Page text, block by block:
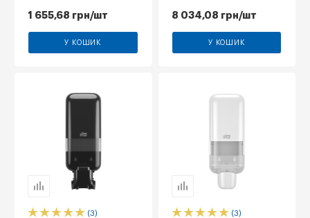
525 МЛ
1 655,68 грн/шт
У КОШИК
8 034,08 грн/шт
У КОШИК
(3) (3)